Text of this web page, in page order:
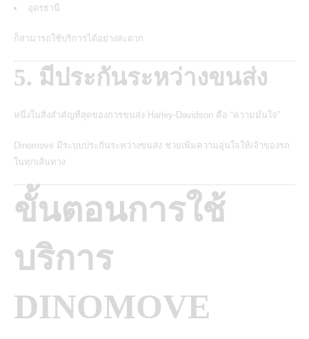
อุดรธานี
ก็สามารถใช้บริการได้อย่างสะดวก
5. มีประกันระหว่างขนส่ง
หนึ่งในสิ่งสำคัญที่สุดของการขนส่ง Harley-Davidson คือ “ความมั่นใจ”
Dinomove มีระบบประกันระหว่างขนส่ง ช่วยเพิ่มความอุ่นใจให้เจ้าของรถ
ในทุกเส้นทาง
ขั้นตอนการใช้
บริการ
DINOMOVE